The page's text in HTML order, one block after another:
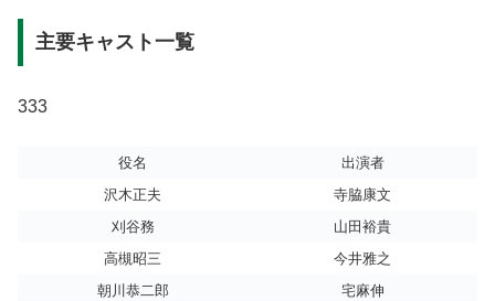
主要キャスト一覧
333
役名
出演者
沢木正夫
寺脇康文
刈谷務
山田裕貴
高槻昭三
今井雅之
朝川恭二郎
宅麻伸